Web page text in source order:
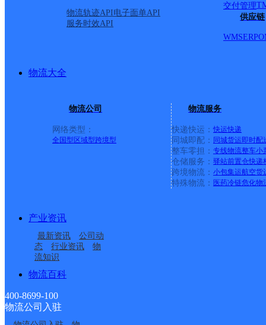
物流轨迹API电子面单API
服务时效API
交付管理
供应链
WMSERP
物流大全
物流公司
网络类型：
全国型 区域型跨境型
物流服务
快递快运： 快运快递
同城即配： 同城货运即时配
整车零担： 专线物流整车小
仓储服务： 驿站前置仓快递
跨境物流： 小包集运航空货
特殊物流： 医药冷链危化物
产业资讯
最新资讯
公司动
态
行业资讯
物
流知识
物流百科
400-8699-100
物流公司入驻
中国邮政集团有限公司新疆维吾尔自治区叶城县
安徽长丰县公司
长丰岗集
长丰县水湖镇合作点
ID1404
安徽合肥双凤公司
合肥长丰县凤霞路网点